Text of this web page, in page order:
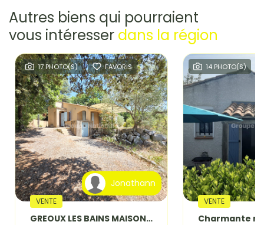
Autres biens qui pourraient
vous intéresser dans la région
17 PHOTO(S) FAVORIS
Jonathann
VENTE
GREOUX LES BAINS MAISON PLAIN PIED AVEC TERRAIN DE 2500m².
14 PHOTO(S)
VENTE